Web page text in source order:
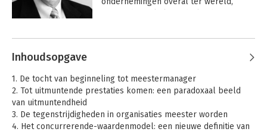
Andere boeken door Robert Quinn
Inhoudsopgave
1. De tocht van beginneling tot meestermanager
2. Tot uitmuntende prestaties komen: een paradoxaal beeld
van uitmuntendheid
3. De tegenstrijdigheden in organisaties meester worden
4. Het concurrerende-waardenmodel: een nieuwe definitie van